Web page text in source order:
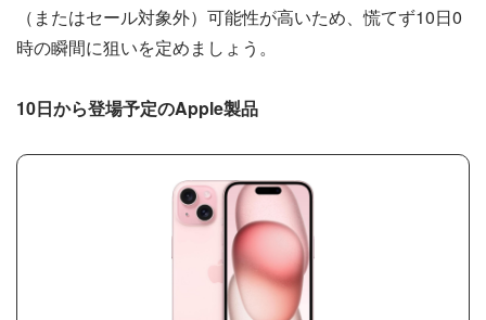
（またはセール対象外）可能性が高いため、慌てず10日0
時の瞬間に狙いを定めましょう。
10日から登場予定のApple製品